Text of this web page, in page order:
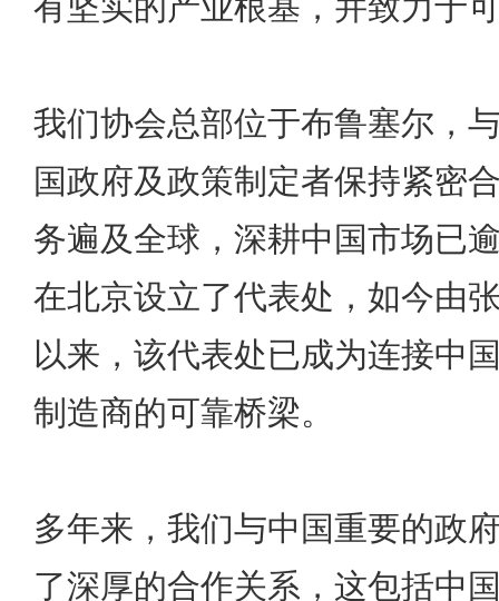
我们协会总部位于布鲁塞尔，
国政府及政策制定者保持紧密
务遍及全球，深耕中国市场已
在北京设立了代表处，如今由
以来，该代表处已成为连接中
制造商的可靠桥梁。
多年来，我们与中国重要的政
了深厚的合作关系，这包括中